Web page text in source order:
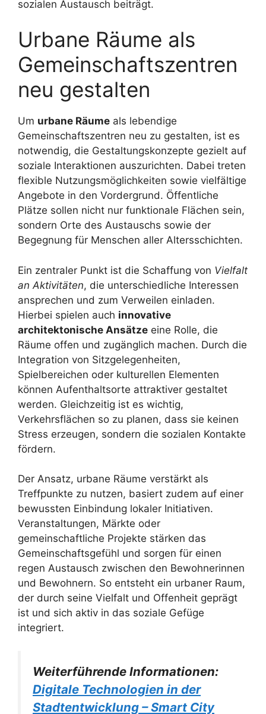
sozialen Austausch beiträgt.
Urbane Räume als
Gemeinschaftszentren
neu gestalten
Um urbane Räume als lebendige
Gemeinschaftszentren neu zu gestalten, ist es
notwendig, die Gestaltungskonzepte gezielt auf
soziale Interaktionen auszurichten. Dabei treten
flexible Nutzungsmöglichkeiten sowie vielfältige
Angebote in den Vordergrund. Öffentliche
Plätze sollen nicht nur funktionale Flächen sein,
sondern Orte des Austauschs sowie der
Begegnung für Menschen aller Altersschichten.
Ein zentraler Punkt ist die Schaffung von Vielfalt
an Aktivitäten, die unterschiedliche Interessen
ansprechen und zum Verweilen einladen.
Hierbei spielen auch innovative
architektonische Ansätze eine Rolle, die
Räume offen und zugänglich machen. Durch die
Integration von Sitzgelegenheiten,
Spielbereichen oder kulturellen Elementen
können Aufenthaltsorte attraktiver gestaltet
werden. Gleichzeitig ist es wichtig,
Verkehrsflächen so zu planen, dass sie keinen
Stress erzeugen, sondern die sozialen Kontakte
fördern.
Der Ansatz, urbane Räume verstärkt als
Treffpunkte zu nutzen, basiert zudem auf einer
bewussten Einbindung lokaler Initiativen.
Veranstaltungen, Märkte oder
gemeinschaftliche Projekte stärken das
Gemeinschaftsgefühl und sorgen für einen
regen Austausch zwischen den Bewohnerinnen
und Bewohnern. So entsteht ein urbaner Raum,
der durch seine Vielfalt und Offenheit geprägt
ist und sich aktiv in das soziale Gefüge
integriert.
Weiterführende Informationen:
Digitale Technologien in der
Stadtentwicklung – Smart City